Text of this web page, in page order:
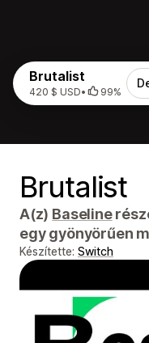
Brutalist
420 $ USD• 99%
Brutalist
A(z) Baseline
egy gyönyörűen
Készítette: Switch